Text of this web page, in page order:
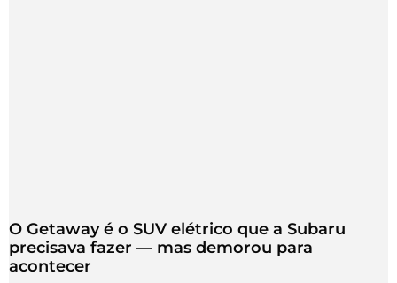
O Getaway é o SUV elétrico que a Subaru
precisava fazer — mas demorou para
acontecer